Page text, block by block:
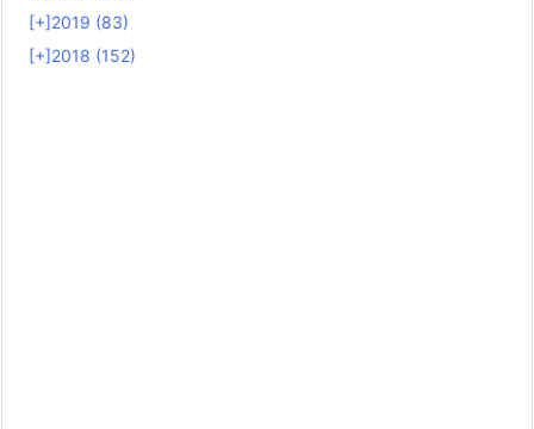
[+]2019 (83)
[+]2018 (152)